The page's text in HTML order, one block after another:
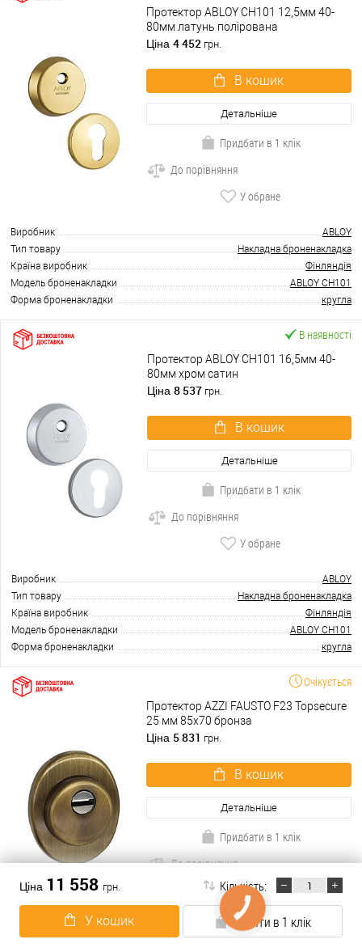
Ціна 11 558 грн. Кількість:
У кошик Купити в 1 клік
Протектор ABLOY CH101 12,5мм 40-
80мм латунь полірована
Ціна 4 452 грн.
В кошик
Детальніше
Придбати в 1 клік
До порівняння
У обране
Виробник
ABLOY
Тип товару
Накладна броненакладка
Країна виробник
Фінляндія
Модель броненакладки
ABLOY CH101
Форма броненакладки
кругла
В наявності
Протектор ABLOY CH101 16,5мм 40-
80мм хром сатин
Ціна 8 537 грн.
В кошик
Детальніше
Придбати в 1 клік
До порівняння
У обране
Виробник
ABLOY
Тип товару
Накладна броненакладка
Країна виробник
Фінляндія
Модель броненакладки
ABLOY CH101
Форма броненакладки
кругла
Очікується
Протектор AZZI FAUSTO F23 Topsecure
25 мм 85х70 бронза
Ціна 5 831 грн.
В кошик
Детальніше
Придбати в 1 клік
До порівняння
У обране
AZZI FAUSTO